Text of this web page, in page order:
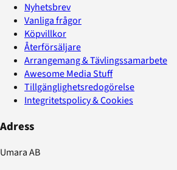
Nyhetsbrev
Vanliga frågor
Köpvillkor
Återförsäljare
Arrangemang & Tävlingssamarbete
Awesome Media Stuff
Tillgänglighetsredogörelse
Integritetspolicy & Cookies
Adress
Umara AB